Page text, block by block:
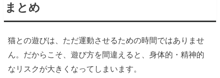
まとめ
猫との遊びは、ただ運動させるための時間ではありませ
ん。だからこそ、遊び方を間違えると、身体的・精神的
なリスクが大きくなってしまいます。